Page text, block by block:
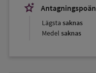
stars_2
Lägsta saknas
Medel saknas